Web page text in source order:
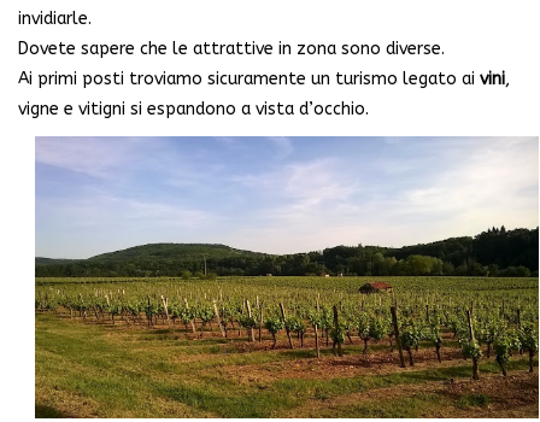
invidiarle.
Dovete sapere che le attrattive in zona sono diverse.
Ai primi posti troviamo sicuramente un turismo legato ai vini,
vigne e vitigni si espandono a vista d’occhio.